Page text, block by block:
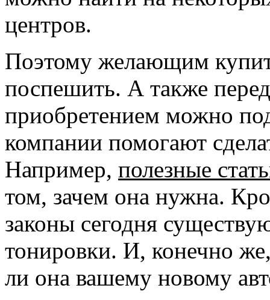
центров.
Поэтому желающим
поспешить. А также
приобретением можно
компании помогают
Например, полезные
том, зачем она нужна.
законы сегодня
тонировки. И, конечно
ли она вашему новому